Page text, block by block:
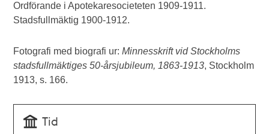
Ordförande i Apotekaresocieteten 1909-1911.
Stadsfullmäktig 1900-1912.
Fotografi med biografi ur:Minnesskrift vid Stockholms
stadsfullmäktiges 50-årsjubileum, 1863-1913, Stockholm
1913, s. 166.
Tid